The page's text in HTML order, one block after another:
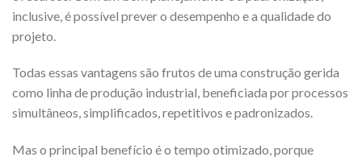
inclusive, é possível prever o desempenho e a qualidade do
projeto.
Todas essas vantagens são frutos de uma construção gerida
como linha de produção industrial, beneficiada por processos
simultâneos, simplificados, repetitivos e padronizados.
Mas o principal benefício é o tempo otimizado, porque